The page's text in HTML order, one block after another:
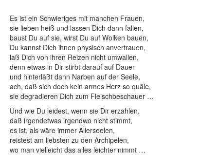
Abwicklung & Preise
Kundenstimmen
Es ist ein Schwieriges mit manchen Frauen,
sie lieben heiß und lassen Dich dann fallen,
baust Du auf sie, wirst Du auf Wolken bauen,
Du kannst Dich ihnen physisch anvertrauen,
laß Dich von ihren Reizen nicht umwallen,
denn etwas in Dir stirbt darauf auf Dauer
und hinterläßt dann Narben auf der Seele,
ach, daß sich doch kein armes Herz so quäle,
sie degradieren Dich zum Fleischbeschauer …
Und wie Du leidest, wenn sie Dir erzählen,
daß irgendetwas irgendwo nicht stimmt,
es ist, als wäre immer Allerseelen,
reistest am liebsten zu den Archipelen,
wo man vielleicht das alles leichter nimmt …